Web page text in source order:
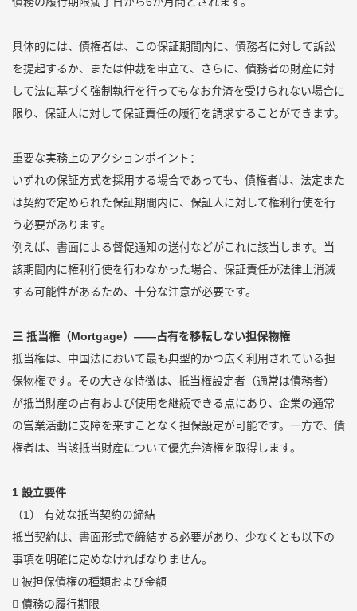
具体的には、債権者は、この保証期間内に、債務者に対して訴訟
を提起するか、または仲裁を申立て、さらに、債務者の財産に対
して法に基づく強制執行を行ってもなお弁済を受けられない場合に
限り、保証人に対して保証責任の履行を請求することができます。
重要な実務上のアクションポイント：
いずれの保証方式を採用する場合であっても、債権者は、法定また
は契約で定められた保証期間内に、保証人に対して権利行使を行
う必要があります。
例えば、書面による督促通知の送付などがこれに該当します。当
該期間内に権利行使を行わなかった場合、保証責任が法律上消滅
する可能性があるため、十分な注意が必要です。
三 抵当権（Mortgage）――占有を移転しない担保物権
抵当権は、中国法において最も典型的かつ広く利用されている担
保物権です。その大きな特徴は、抵当権設定者（通常は債務者）
が抵当財産の占有および使用を継続できる点にあり、企業の通常
の営業活動に支障を来すことなく担保設定が可能です。一方で、債
権者は、当該抵当財産について優先弁済権を取得します。
1 設立要件
（1） 有効な抵当契約の締結
抵当契約は、書面形式で締結する必要があり、少なくとも以下の
事項を明確に定めなければなりません。
 被担保債権の種類および金額
 債務の履行期限